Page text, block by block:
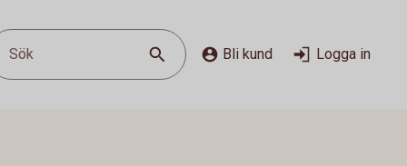
Sök Bli kund Logga in